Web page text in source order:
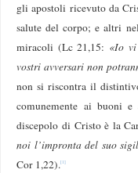
gli apostoli ricevuto da
salute del corpo; e altri
miracoli (Lc 21,15: «Io vi
vostri avversari non
non si riscontra il
comunemente ai buoni
discepolo di Cristo è la
noi l’impronta del suo
Cor 1,22).[1]